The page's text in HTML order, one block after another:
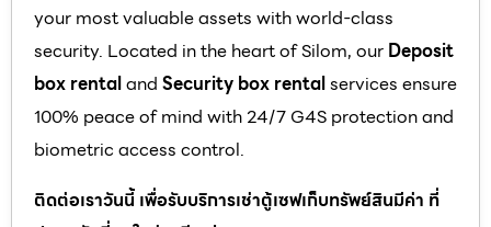
your most valuable assets with world-class
security. Located in the heart of Silom, our Deposit
box rentaland Security box rentalservices ensure
100% peace of mind with 24/7 G4S protection and
biometric access control.
ติดต่อเราวันนี้ เพื่อรับบริการเช่าตู้เซฟเก็บทรัพย์สินมีค่า ที่